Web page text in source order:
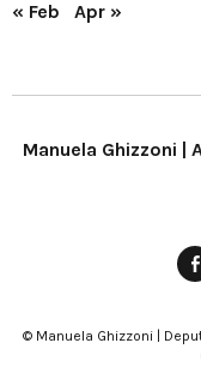
« Feb Apr »
Manuela Ghizzoni
© Manuela Ghizzoni |